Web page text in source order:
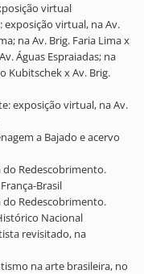
virtual
exposição virtual, na Av.
na Av. Brig. Faria Lima x
Águas Espraiadas; na
Kubitschek x Av. Brig.
exposição virtual, na Av.
a Bajado e acervo
do Redescobrimento.
Brasil
do Redescobrimento.
Nacional
revisitado, na
na arte brasileira, no